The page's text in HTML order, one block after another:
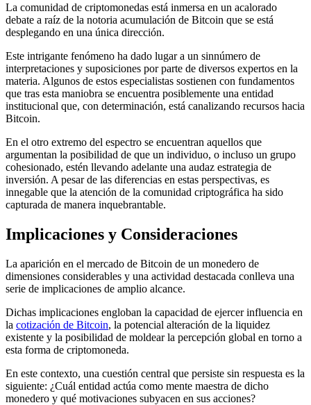
La comunidad de criptomonedas está inmersa en un acalorado
debate a raíz de la notoria acumulación de Bitcoin que se está
desplegando en una única dirección.
Este intrigante fenómeno ha dado lugar a un sinnúmero de
interpretaciones y suposiciones por parte de diversos expertos en la
materia. Algunos de estos especialistas sostienen con fundamentos
que tras esta maniobra se encuentra posiblemente una entidad
institucional que, con determinación, está canalizando recursos hacia
Bitcoin.
En el otro extremo del espectro se encuentran aquellos que
argumentan la posibilidad de que un individuo, o incluso un grupo
cohesionado, estén llevando adelante una audaz estrategia de
inversión. A pesar de las diferencias en estas perspectivas, es
innegable que la atención de la comunidad criptográfica ha sido
capturada de manera inquebrantable.
Implicaciones y Consideraciones
La aparición en el mercado de Bitcoin de un monedero de
dimensiones considerables y una actividad destacada conlleva una
serie de implicaciones de amplio alcance.
Dichas implicaciones engloban la capacidad de ejercer influencia en
la cotización de Bitcoin, la potencial alteración de la liquidez
existente y la posibilidad de moldear la percepción global en torno a
esta forma de criptomoneda.
En este contexto, una cuestión central que persiste sin respuesta es la
siguiente: ¿Cuál entidad actúa como mente maestra de dicho
monedero y qué motivaciones subyacen en sus acciones?